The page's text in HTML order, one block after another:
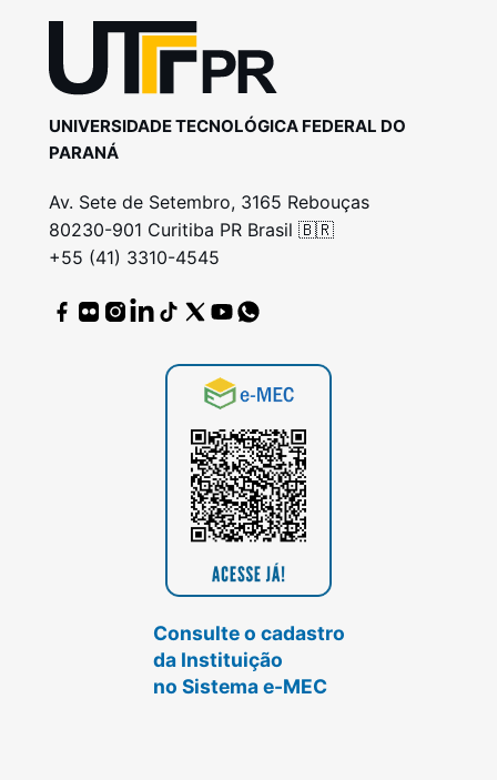
UNIVERSIDADE TECNOLÓGICA FEDERAL DO
PARANÁ
Av. Sete de Setembro, 3165 Rebouças
80230-901 Curitiba PR Brasil 🇧🇷
+55 (41) 3310-4545
Consulte o cadastro
da Instituição
no Sistema e-MEC